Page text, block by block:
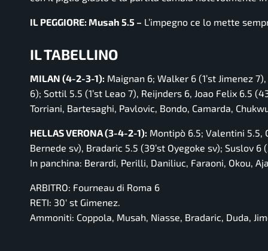
IL PEGGIORE: Musah 5.5 – L’impegno ce lo mette
IL TABELLINO
MILAN (4-2-3-1): Maignan 6; Walker 6 (1’st Jimenez
6); Sottil 5.5 (1’st Leao 7), Reijnders 6, Joao Felix 6.5
Torriani, Bartesaghi, Pavlovic, Bondo, Camarda,
HELLAS VERONA (3-4-2-1): Montipò 6.5; Valentini 5.5,
Bernede sv), Bradaric 5.5 (39’st Oyegoke sv); Suslov 6
In panchina: Berardi, Perilli, Daniliuc, Faraoni, Okou,
ARBITRO: Fourneau di Roma 6
RETI: 30′ st Gimenez.
Ammoniti: Coppola, Musah, Niasse, Bradaric, Duda,